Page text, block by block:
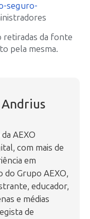
seguro-
retiradas da fonte
pela mesma.
AEXO
com mais de
em
do Grupo AEXO,
educador,
e médias
de